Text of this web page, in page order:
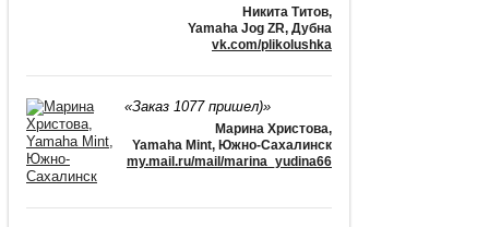
Никита Титов,
Yamaha Jog ZR, Дубна
vk.com/plikolushka
«Заказ 1077 пришел)»
Марина Христова,
Yamaha Mint, Южно-Сахалинск
my.mail.ru/mail/marina_yudina66